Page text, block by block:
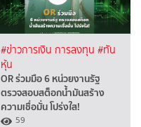
#ข่าวการเงิน การลงทุน #ทัน
หุ้น
OR ร่วมมือ 6 หน่วยงานรัฐ
ตรวจสอบสต็อกน้ำมันสร้าง
ความเชื่อมั่น โปร่งใส!
59